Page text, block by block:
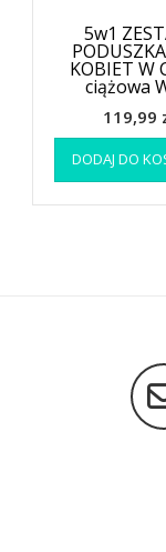
5w1
KOBIET W
ciążowa
119,99
DODAJ DO